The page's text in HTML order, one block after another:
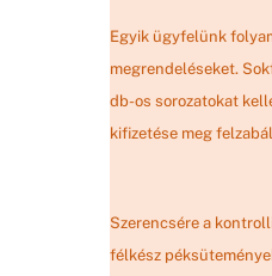
Egyik ügyfelünk
megrendeléseket.
db-os sorozatokat
kifizetése meg
Szerencsére a
félkész